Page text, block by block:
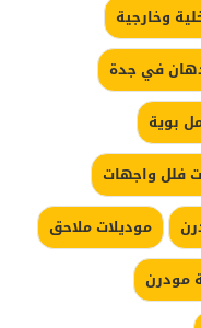
وخارجية
في جدة
بوية
فلل واجهات
موديلات ملاحق
مودرن